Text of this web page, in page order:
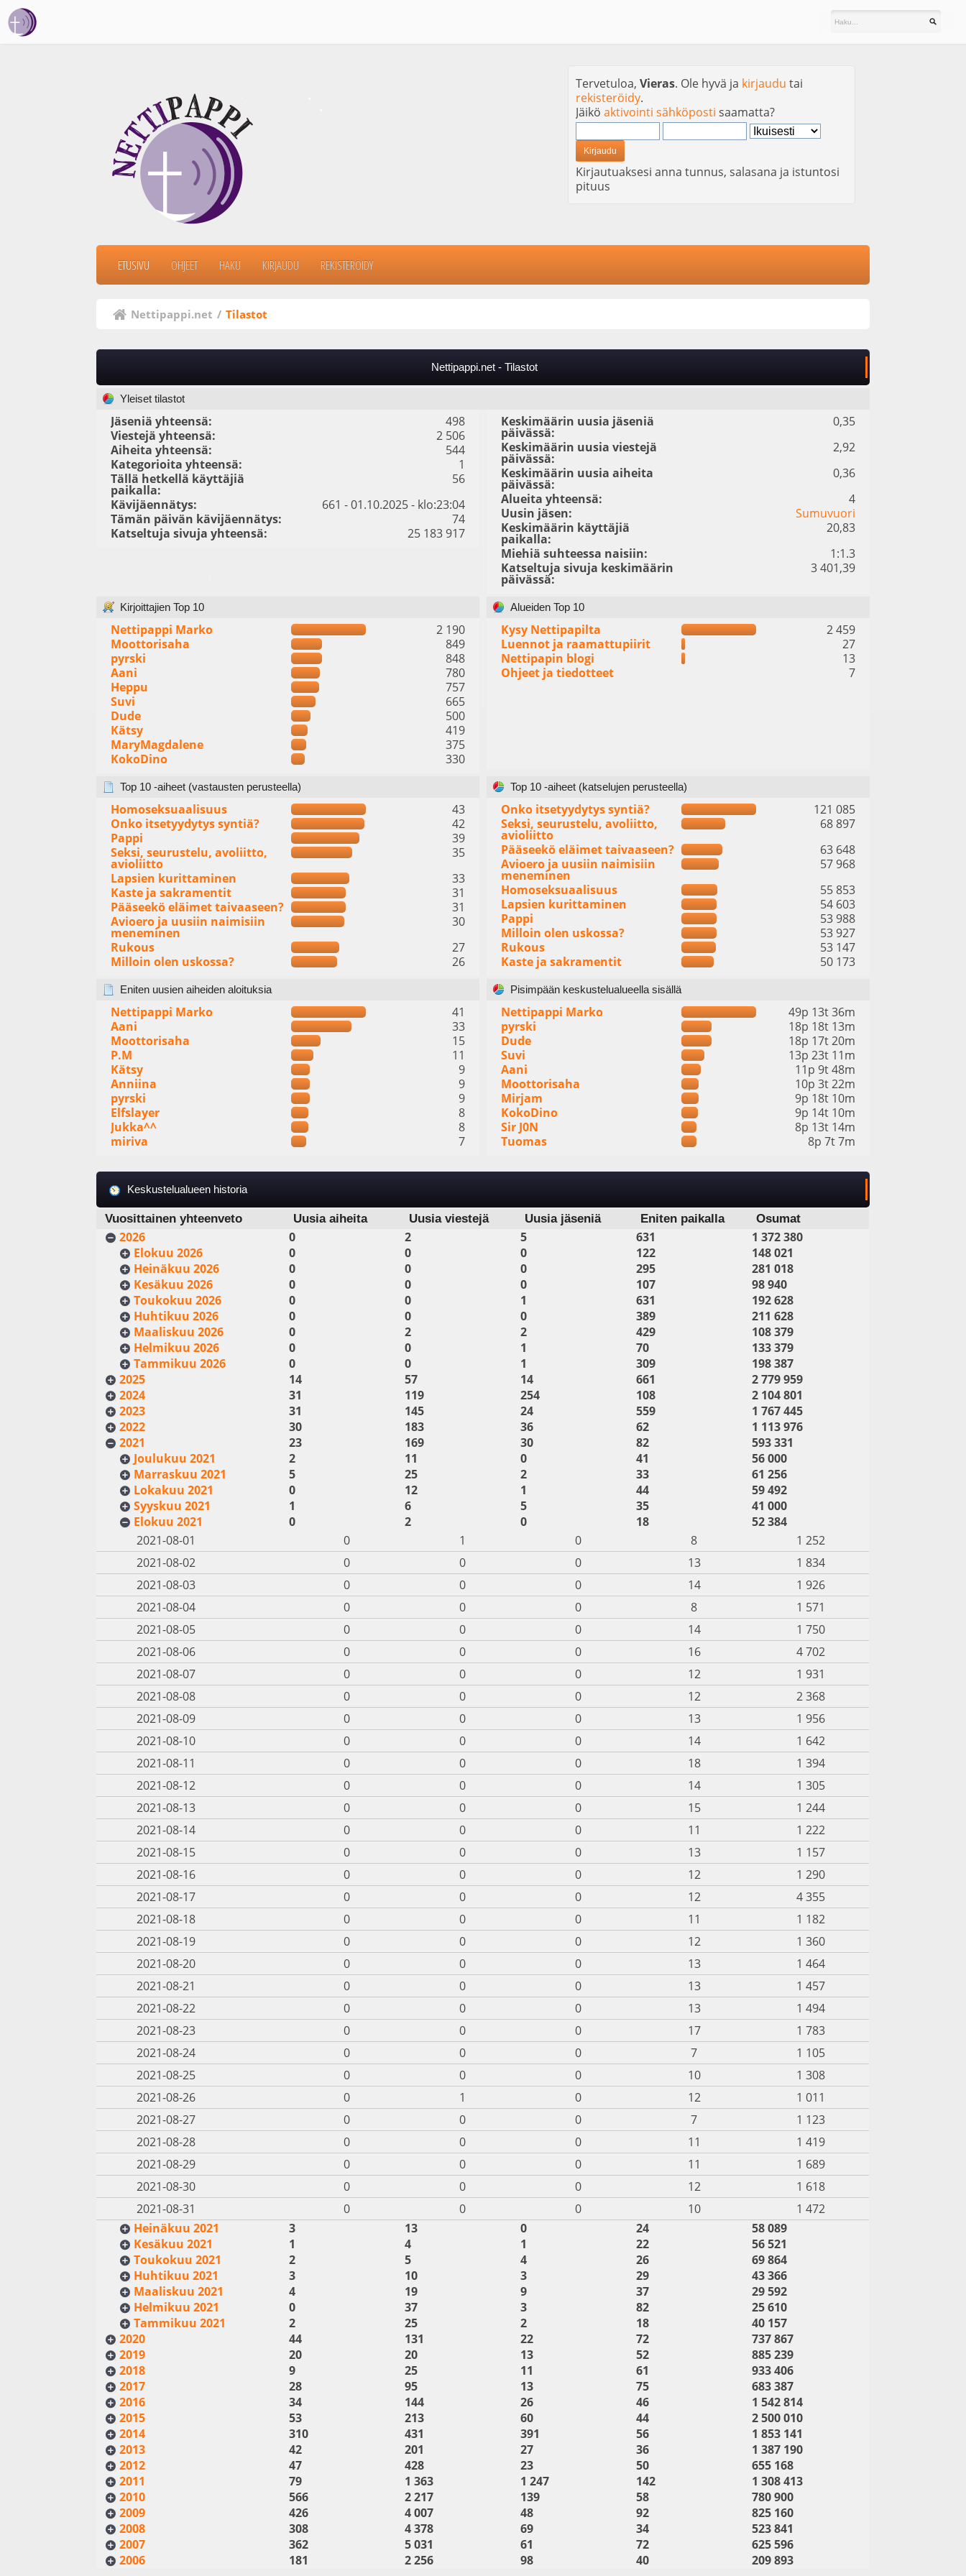
Tervetuloa, Vieras. Ole hyvä ja kirjaudu tai
rekisteröidy.
Jäikö aktivointi sähköposti saamatta?
Kirjautuaksesi anna tunnus, salasana ja istuntosi
pituus
ETUSIVU OHJEET HAKU KIRJAUDU REKISTERÖIDY
Nettipappi.net / Tilastot
Nettipappi.net - Tilastot
Yleiset tilastot
Jäseniä yhteensä:
498
Viestejä yhteensä:
2 506
Aiheita yhteensä:
544
Kategorioita yhteensä:
1
Tällä hetkellä käyttäjiä
paikalla:
56
Kävijäennätys:
661 - 01.10.2025 - klo:23:04
Tämän päivän kävijäennätys:
74
Katseltuja sivuja yhteensä:
25 183 917
Keskimäärin uusia jäseniä
päivässä:
0,35
Keskimäärin uusia viestejä
päivässä:
2,92
Keskimäärin uusia aiheita
päivässä:
0,36
Alueita yhteensä:
4
Uusin jäsen:
Sumuvuori
Keskimäärin käyttäjiä
paikalla:
20,83
Miehiä suhteessa naisiin:
1:1.3
Katseltuja sivuja keskimäärin
päivässä:
3 401,39
Kirjoittajien Top 10
Nettipappi Marko
2 190
Moottorisaha
849
pyrski
848
Aani
780
Heppu
757
Suvi
665
Dude
500
Kätsy
419
MaryMagdalene
375
KokoDino
330
Alueiden Top 10
Kysy Nettipapilta
2 459
Luennot ja raamattupiirit
27
Nettipapin blogi
13
Ohjeet ja tiedotteet
7
Top 10 -aiheet (vastausten perusteella)
Homoseksuaalisuus
43
Onko itsetyydytys syntiä?
42
Pappi
39
Seksi, seurustelu, avoliitto,
avioliitto
35
Lapsien kurittaminen
33
Kaste ja sakramentit
31
Pääseekö eläimet taivaaseen?
31
Avioero ja uusiin naimisiin
meneminen
30
Rukous
27
Milloin olen uskossa?
26
Top 10 -aiheet (katselujen perusteella)
Onko itsetyydytys syntiä?
121 085
Seksi, seurustelu, avoliitto,
avioliitto
68 897
Pääseekö eläimet taivaaseen?
63 648
Avioero ja uusiin naimisiin
meneminen
57 968
Homoseksuaalisuus
55 853
Lapsien kurittaminen
54 603
Pappi
53 988
Milloin olen uskossa?
53 927
Rukous
53 147
Kaste ja sakramentit
50 173
Eniten uusien aiheiden aloituksia
Nettipappi Marko
41
Aani
33
Moottorisaha
15
P.M
11
Kätsy
9
Anniina
9
pyrski
9
Elfslayer
8
Jukka^^
8
miriva
7
Pisimpään keskustelualueella sisällä
Nettipappi Marko
49p 13t 36m
pyrski
18p 18t 13m
Dude
18p 17t 20m
Suvi
13p 23t 11m
Aani
11p 9t 48m
Moottorisaha
10p 3t 22m
Mirjam
9p 18t 10m
KokoDino
9p 14t 10m
Sir J0N
8p 13t 14m
Tuomas
8p 7t 7m
Keskustelualueen historia
Vuosittainen yhteenveto Uusia aiheita Uusia viestejä Uusia jäseniä Eniten paikalla Osumat
2026 0 2 5 631
1 372 380
Elokuu 2026
0 0 0 122
148 021
Heinäkuu 2026
0 0 0 295
281 018
Kesäkuu 2026
0 0 0 107
98 940
Toukokuu 2026
0 0 1 631
192 628
Huhtikuu 2026
0 0 0 389
211 628
Maaliskuu 2026
0 2 2 429
108 379
Helmikuu 2026
0 0 1 70
133 379
Tammikuu 2026
0 0 1 309
198 387
2025
14 57 14 661
2 779 959
2024
31 119 254 108
2 104 801
2023
31 145 24 559
1 767 445
2022
30 183 36 62
1 113 976
2021
23 169 30 82
593 331
Joulukuu 2021
2 11 0 41
56 000
Marraskuu 2021
5 25 2 33
61 256
Lokakuu 2021
0 12 1 44
59 492
Syyskuu 2021
1 6 5 35
41 000
Elokuu 2021
0 2 0 18
52 384
2021-08-01
0 1 0 8
1 252
2021-08-02
0 0 0 13
1 834
2021-08-03
0 0 0 14
1 926
2021-08-04
0 0 0 8
1 571
2021-08-05
0 0 0 14
1 750
2021-08-06
0 0 0 16
4 702
2021-08-07
0 0 0 12
1 931
2021-08-08
0 0 0 12
2 368
2021-08-09
0 0 0 13
1 956
2021-08-10
0 0 0 14
1 642
2021-08-11
0 0 0 18
1 394
2021-08-12
0 0 0 14
1 305
2021-08-13
0 0 0 15
1 244
2021-08-14
0 0 0 11
1 222
2021-08-15
0 0 0 13
1 157
2021-08-16
0 0 0 12
1 290
2021-08-17
0 0 0 12
4 355
2021-08-18
0 0 0 11
1 182
2021-08-19
0 0 0 12
1 360
2021-08-20
0 0 0 13
1 464
2021-08-21
0 0 0 13
1 457
2021-08-22
0 0 0 13
1 494
2021-08-23
0 0 0 17
1 783
2021-08-24
0 0 0 7
1 105
2021-08-25
0 0 0 10
1 308
2021-08-26
0 1 0 12
1 011
2021-08-27
0 0 0 7
1 123
2021-08-28
0 0 0 11
1 419
2021-08-29
0 0 0 11
1 689
2021-08-30
0 0 0 12
1 618
2021-08-31
0 0 0 10
1 472
Heinäkuu 2021
3 13 0 24
58 089
Kesäkuu 2021
1 4 1 22
56 521
Toukokuu 2021
2 5 4 26
69 864
Huhtikuu 2021
3 10 3 29
43 366
Maaliskuu 2021
4 19 9 37
29 592
Helmikuu 2021
0 37 3 82
25 610
Tammikuu 2021
2 25 2 18
40 157
2020
44 131 22 72
737 867
2019
20 20 13 52
885 239
2018
9 25 11 61
933 406
2017
28 95 13 75
683 387
2016
34 144 26 46
1 542 814
2015
53 213 60 44
2 500 010
2014
310 431 391 56
1 853 141
2013
42 201 27 36
1 387 190
2012
47 428 23 50
655 168
2011
79 1 363 1 247 142
1 308 413
2010
566 2 217 139 58
780 900
2009
426 4 007 48 92
825 160
2008
308 4 378 69 34
523 841
2007
362 5 031 61 72
625 596
2006
181 2 256 98 40 209 893